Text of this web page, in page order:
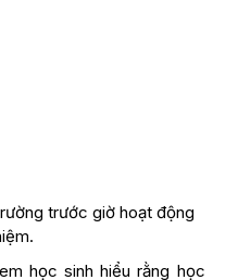
trước giờ hoạt động
học sinh hiểu rằng học